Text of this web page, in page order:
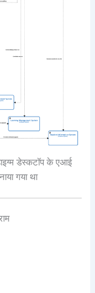
डेस्कटॉप के एआई
गया था